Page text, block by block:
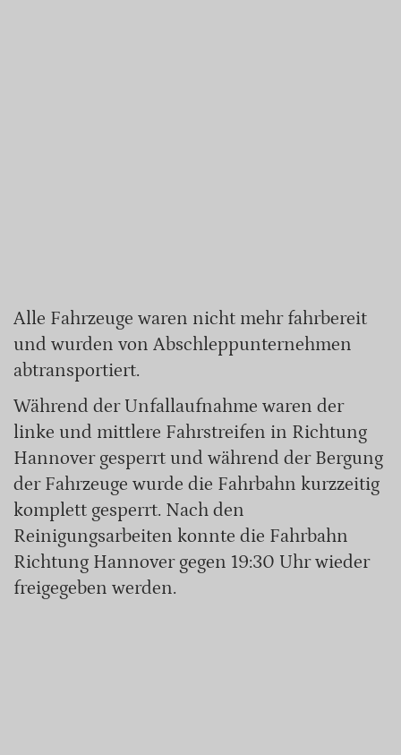
Alle Fahrzeuge waren nicht mehr fahrbereit
und wurden von Abschleppunternehmen
abtransportiert.
Während der Unfallaufnahme waren der
linke und mittlere Fahrstreifen in Richtung
Hannover gesperrt und während der Bergung
der Fahrzeuge wurde die Fahrbahn kurzzeitig
komplett gesperrt. Nach den
Reinigungsarbeiten konnte die Fahrbahn
Richtung Hannover gegen 19:30 Uhr wieder
freigegeben werden.